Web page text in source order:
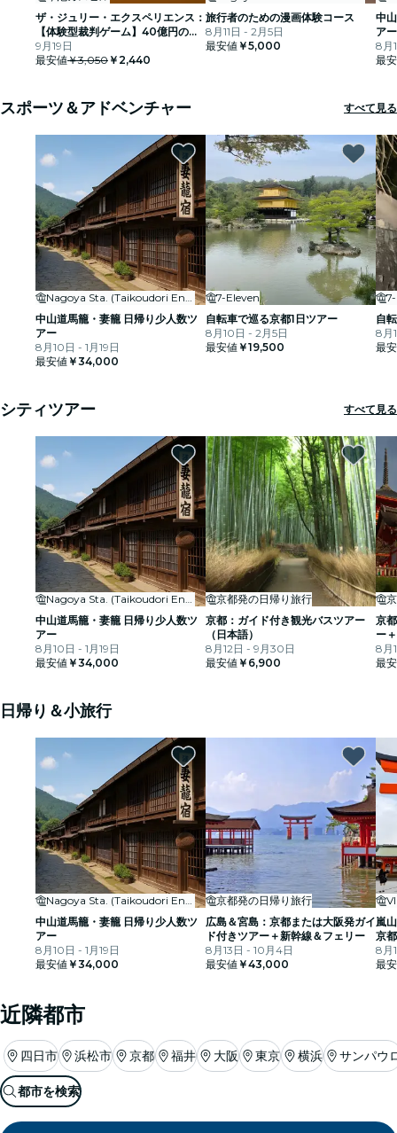
ザ・ジュリー・エクスペリエンス：
【体験型裁判ゲーム】40億円のダ
イヤモンド強盗事件
9月19日
最安値￥3,050 ￥2,440
旅行者のための漫画体験コース
8月11日 - 2月5日
最安値 ￥5,000
中
アー
8月
最
スポーツ＆アドベンチャー すべて見る
中山道馬籠・妻籠 日帰り少人数ツ
アー
8月10日 - 1月19日
最安値 ￥34,000
7-Eleven
自転車で巡る京都1日ツアー
8月10日 - 2月5日
最安値 ￥19,500
自
8月
最
シティツアー すべて見る
中山道馬籠・妻籠 日帰り少人数ツ
アー
8月10日 - 1月19日
最安値 ￥34,000
京都発の日帰り旅行
京都：ガイド付き観光バスツアー
（日本語）
8月12日 - 9月30日
最安値 ￥6,900
京
ー
8月
最
日帰り＆小旅行
中山道馬籠・妻籠 日帰り少人数ツ
アー
8月10日 - 1月19日
最安値 ￥34,000
京都発の日帰り旅行
広島＆宮島：京都または大阪発ガイ
ド付きツアー＋新幹線＆フェリー
8月13日 - 10月4日
最安値 ￥43,000
嵐
京
8月
最
近隣都市
四日市 浜松市 京都 福井 大阪 東京 横浜 サンパウ
都市を検索